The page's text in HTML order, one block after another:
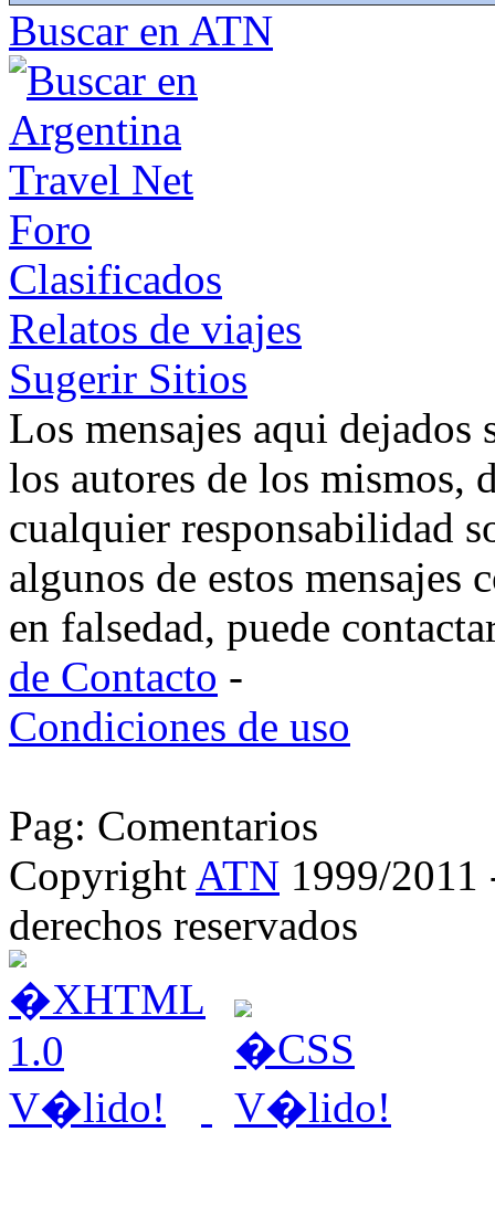
Buscar en ATN
Foro
Clasificados
Relatos de viajes
Sugerir Sitios
Los mensajes aqui
los autores de los mismos,
cualquier responsabilidad
algunos de estos
en falsedad, puede
de Contacto -
Condiciones de uso
Pag: Comentarios
Copyright ATN 1999/2011
derechos reservados